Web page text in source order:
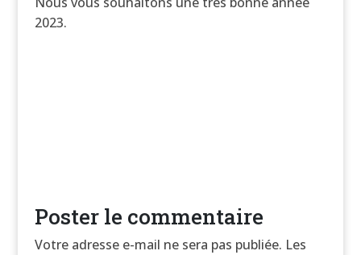
2023.
Poster le commentaire
Votre adresse e-mail ne sera pas publiée. Les